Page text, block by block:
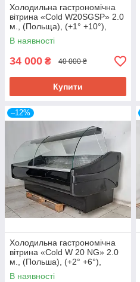
Холодильна гастрономічна
вітрина «Cold W20SGSP» 2.0
м., (Польща), (+1° +10°),
викладка 75 см., Б/у
В наявності
34 000 ₴ 40 000 ₴
Купити
–12%
Холодильна гастрономічна
вітрина «Cold W 20 NG» 2.0
м., (Польша), (+2° +6°),
новий компрессор, Б/у
В наявності